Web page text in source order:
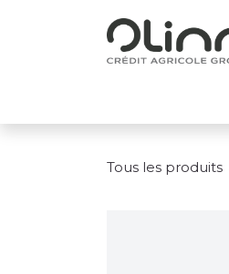
Tous les produits